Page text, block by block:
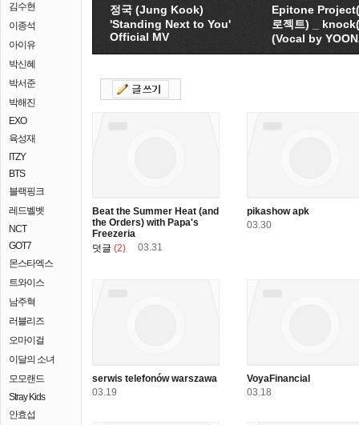
김수현
이종석
아이유
박신혜
박서준
박해진
EXO
육성재
ITZY
BTS
블랙핑크
레드벨벳
NCT
GOT7
몬스타엑스
트와이스
남주혁
러블리즈
오마이걸
이달의 소녀
모모랜드
Stray Kids
안효섭
정국 (Jung Kook)
'Standing Next to You'
Official MV
Epitone
로젝트) _
(Vocal by
Beat the Summer Heat (and
the Orders) with Papa's
Freezeria
덧글 (2) 03.31
pikashow apk
03.30
serwis telefonów warszawa
03.19
VoyaFinancial
03.18